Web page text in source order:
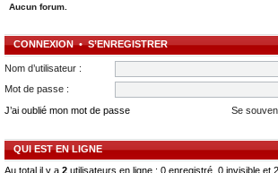
Aucun forum.
CONNEXION•S’ENREGISTRER
Nom d’utilisateur :
Mot de passe :
J’ai oublié mon mot de passe
Se
QUI EST EN LIGNE
Au total il y a 2 utilisateurs en ligne : 0 enregistré, 0 invisible et